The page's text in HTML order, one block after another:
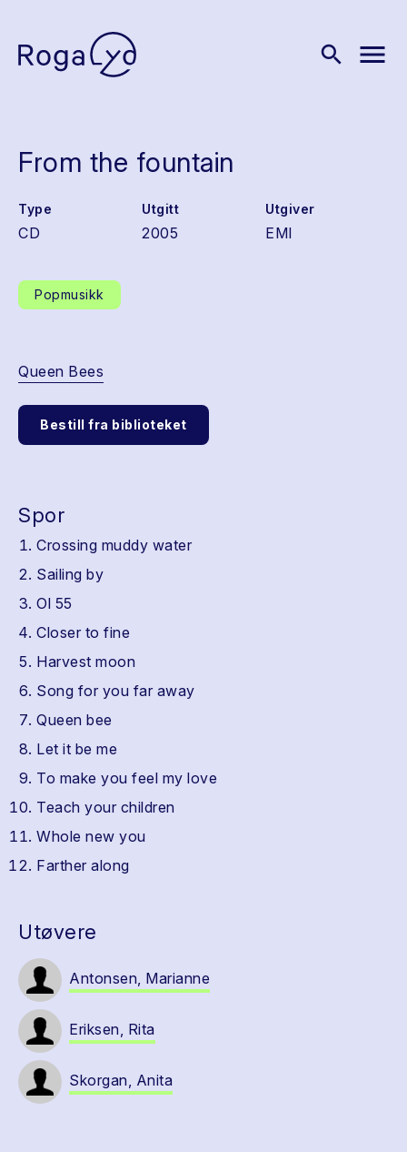
search menu
From the fountain
Type
CD
Utgitt
2005
Utgiver
EMI
Popmusikk
Queen Bees
Bestill fra biblioteket
Spor
Crossing muddy water
Sailing by
Ol 55
Closer to fine
Harvest moon
Song for you far away
Queen bee
Let it be me
To make you feel my love
Teach your children
Whole new you
Farther along
Utøvere
Antonsen, Marianne
Eriksen, Rita
Skorgan, Anita